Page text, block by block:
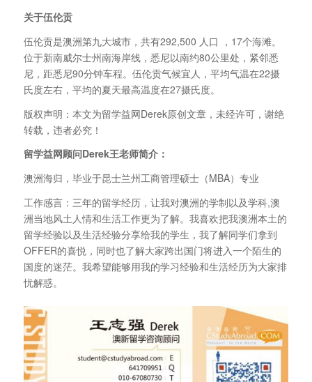
关于伍伦贡
伍伦贡是澳洲第九大城市，共有292,500 人口 ，17个海滩。
位于新南威尔士州南海岸线，悉尼以南约80公里处，紧邻悉
尼，距悉尼90分钟车程。伍伦贡气候宜人，平均气温在22摄
氏度左右，平均的夏天最高温度在27摄氏度。
版权声明：本文为留学益网Derek原创文章，未经许可，谢绝
转载，违者必究！
留学益网顾问Derek王老师简介：
澳洲海归，毕业于昆士兰州工商管理硕士（MBA）专业
工作感言：三年的留学经历，让我对澳洲的学制以及学科,澳
洲当地风土人情和生活工作更为了解。我喜欢把我澳洲本土的
留学经验以及生活经验分享给我的学生，我了解同学们拿到
OFFER的喜悦，同时也了解大家跨出国门将进入一个陌生的
国度的迷茫。我希望能够用我的学习经验和生活经历为大家排
忧解惑。